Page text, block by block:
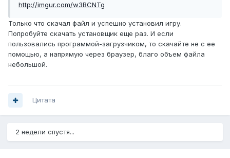
http://imgur.com/w3BCNTg
Только что скачал файл и успешно установил игру.
Попробуйте скачать установщик еще раз. И если
пользовались программой-загрузчиком, то скачайте не с ее
помощью, а напрямую через браузер, благо объем файла
небольшой.
Цитата
2 недели спустя...